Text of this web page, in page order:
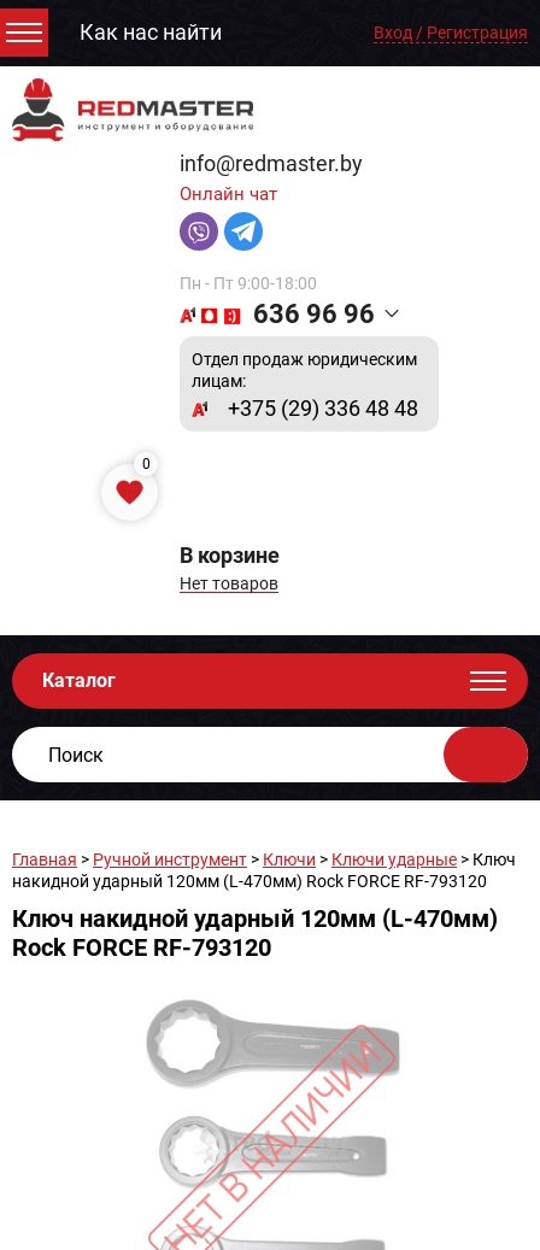
Как нас найти Вход / Регистрация
info@redmaster.by
Онлайн чат
Пн - Пт 9:00-18:00
636 96 96
Отдел продаж юридическим
лицам:
+375 (29) 336 48 48
0
В корзине
Нет товаров
Каталог
Главная > Ручной инструмент > Ключи > Ключи ударные > Ключ
накидной ударный 120мм (L-470мм) Rock FORCE RF-793120
Ключ накидной ударный 120мм (L-470мм)
Rock FORCE RF-793120